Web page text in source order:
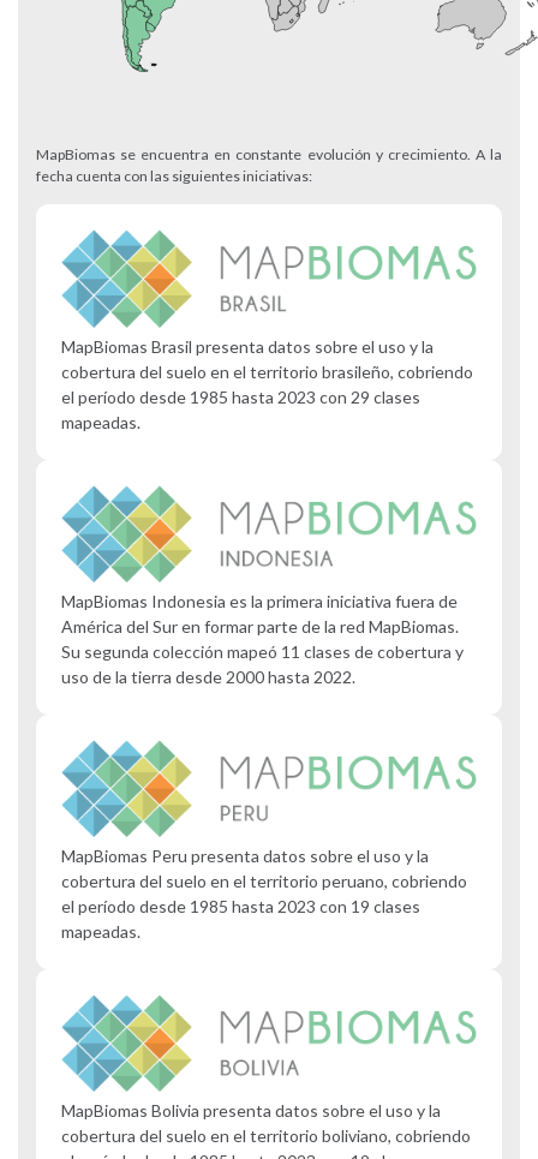
MapBiomas se encuentra en constante evolución y crecimiento. A la
fecha cuenta con las siguientes iniciativas:
MapBiomas Brasil presenta datos sobre el uso y la
cobertura del suelo en el territorio brasileño, cobriendo
el período desde 1985 hasta 2023 con 29 clases
mapeadas.
MapBiomas Indonesia es la primera iniciativa fuera de
América del Sur en formar parte de la red MapBiomas.
Su segunda colección mapeó 11 clases de cobertura y
uso de la tierra desde 2000 hasta 2022.
MapBiomas Peru presenta datos sobre el uso y la
cobertura del suelo en el territorio peruano, cobriendo
el período desde 1985 hasta 2023 con 19 clases
mapeadas.
MapBiomas Bolivia presenta datos sobre el uso y la
cobertura del suelo en el territorio boliviano, cobriendo